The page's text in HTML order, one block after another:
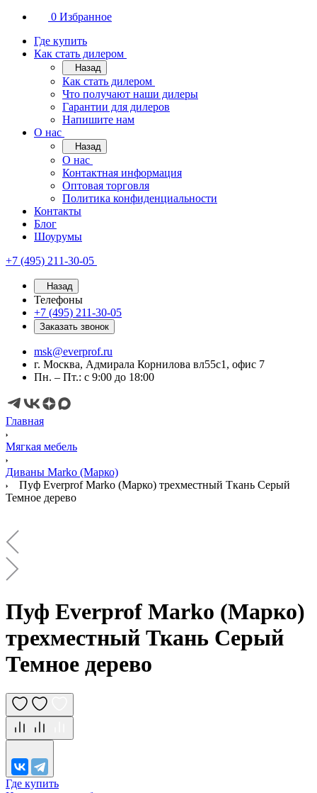
0 Избранное
Где купить
Как стать дилером
Назад
Как стать дилером
Что получают наши дилеры
Гарантии для дилеров
Напишите нам
О нас
Назад
О нас
Контактная информация
Оптовая торговля
Политика конфиденциальности
Контакты
Блог
Шоурумы
+7 (495) 211-30-05
Назад
Телефоны
+7 (495) 211-30-05
Заказать звонок
msk@everprof.ru
г. Москва, Адмирала Корнилова вл55с1, офис 7
Пн. – Пт.: с 9:00 до 18:00
Главная
Мягкая мебель
Диваны Marko (Марко)
Пуф Everprof Marko (Марко) трехместный Ткань Серый
Темное дерево
Пуф Everprof Marko (Марко)
трехместный Ткань Серый
Темное дерево
Где купить